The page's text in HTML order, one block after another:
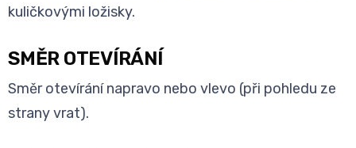
kuličkovými ložisky.
SMĚR OTEVÍRÁNÍ
Směr otevírání napravo nebo vlevo (při pohledu ze
strany vrat).